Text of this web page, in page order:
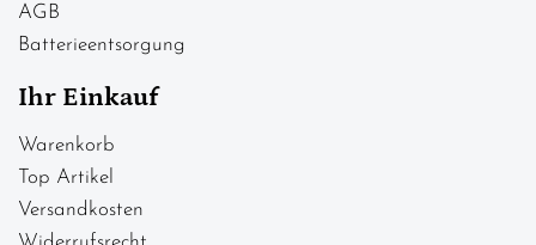
AGB
Batterieentsorgung
Ihr Einkauf
Warenkorb
Top Artikel
Versandkosten